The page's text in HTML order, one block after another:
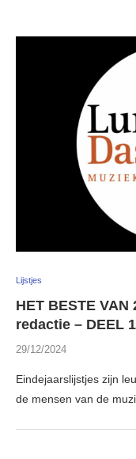
Lijstjes
HET BESTE
redactie – DEEL 1
29/12/2024
Eindejaarslijstjes zijn
de mensen van de